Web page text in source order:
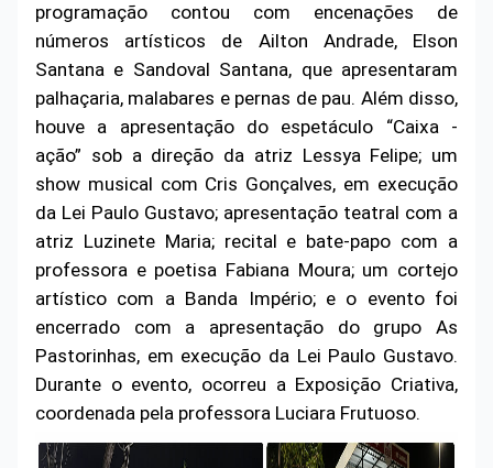
programação contou com encenações de
números artísticos de Ailton Andrade, Elson
Santana e Sandoval Santana, que apresentaram
palhaçaria, malabares e pernas de pau. Além disso,
houve a apresentação do espetáculo “Caixa -
ação” sob a direção da atriz Lessya Felipe; um
show musical com Cris Gonçalves, em execução
da Lei Paulo Gustavo; apresentação teatral com a
atriz Luzinete Maria; recital e bate-papo com a
professora e poetisa Fabiana Moura; um cortejo
artístico com a Banda Império; e o evento foi
encerrado com a apresentação do grupo As
Pastorinhas, em execução da Lei Paulo Gustavo.
Durante o evento, ocorreu a Exposição Criativa,
coordenada pela professora Luciara Frutuoso.